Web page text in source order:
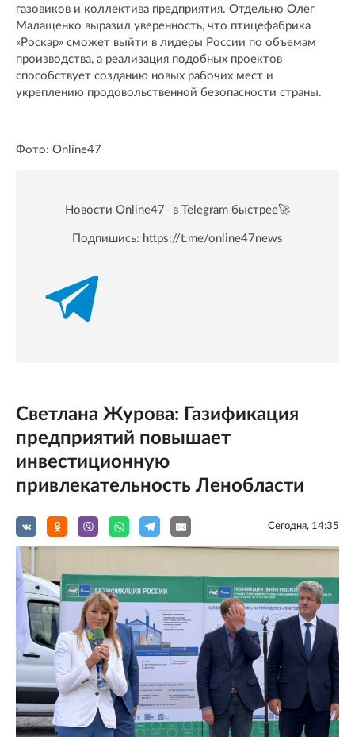
газовиков и коллектива предприятия. Отдельно Олег
Малащенко выразил уверенность, что птицефабрика
«Роскар» сможет выйти в лидеры России по объемам
производства, а реализация подобных проектов
способствует созданию новых рабочих мест и
укреплению продовольственной безопасности страны.
Фото: Online47
Новости Online47- в Telegram быстрее🚀
Подпишись: https://t.me/online47news
Светлана Журова: Газификация
предприятий повышает
инвестиционную
привлекательность Ленобласти
Сегодня, 14:35